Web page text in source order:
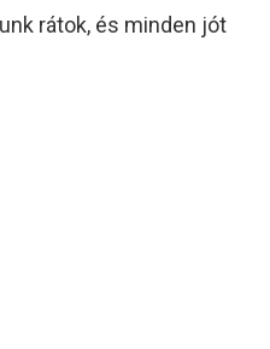
rátok, és minden jót